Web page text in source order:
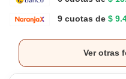
9 cuotas de $
Ver otras